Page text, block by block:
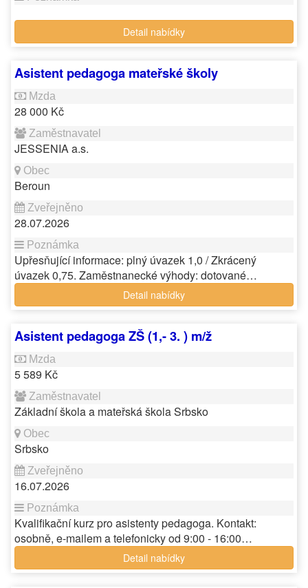
Detail nabídky
Asistent pedagoga mateřské školy
28 000 Kč
JESSENIA a.s.
Beroun
28.07.2026
Upřesňující informace: plný úvazek 1,0 / Zkrácený
úvazek 0,75. Zaměstnanecké výhody: dotované…
Detail nabídky
Asistent pedagoga ZŠ (1,- 3. ) m/ž
5 589 Kč
Základní škola a mateřská škola Srbsko
Srbsko
16.07.2026
Kvalifikační kurz pro asistenty pedagoga. Kontakt:
osobně, e-mailem a telefonicky od 9:00 - 16:00…
Detail nabídky